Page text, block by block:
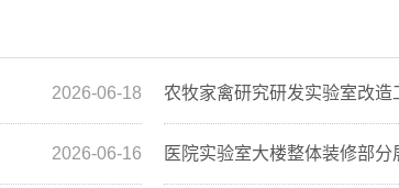
2026-06-18 农牧家禽研究研发实验室改造
2026-06-16 医院实验室大楼整体装修部分